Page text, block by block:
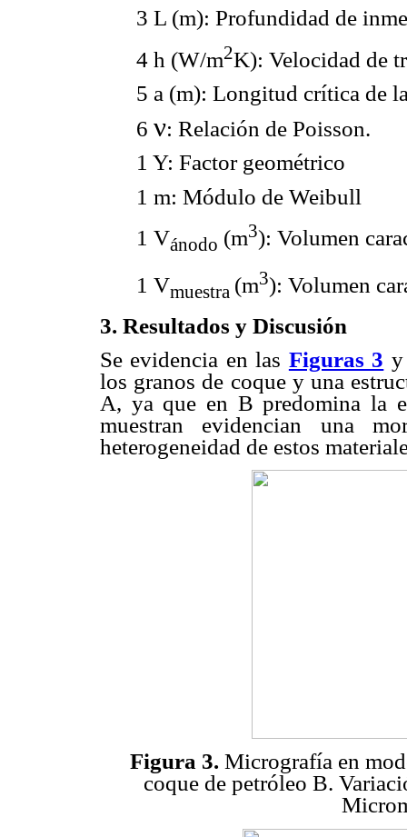
3 L (m): Profundidad de
4 h (W/m2K): Velocidad de
5 a (m): Longitud crítica de
6 ν: Relación de Poisson.
1 Y: Factor geométrico
1 m: Módulo de Weibull
1 Vánodo (m3): Volumen
1 Vmuestra (m3): Volumen
3. Resultados y Discusión
Se evidencia en las Figuras 3
los granos de coque y una
A, ya que en B predomina la
muestran evidencian una
heterogeneidad de estos
Figura 3. Micrografía en
coque de petróleo B.